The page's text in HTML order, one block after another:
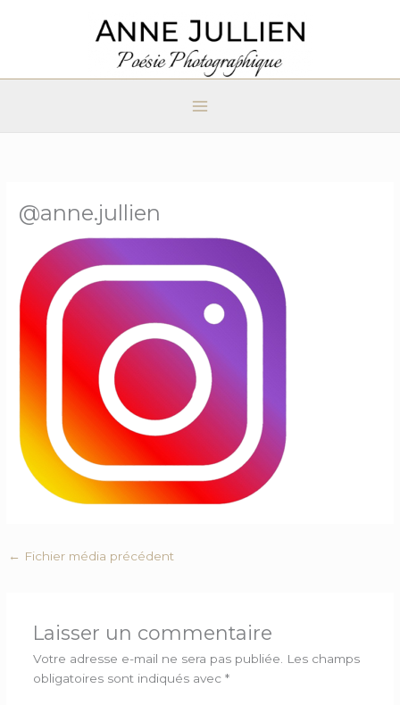
@anne.jullien
← Fichier média précédent
Laisser un commentaire
Votre adresse e-mail ne sera pas publiée.
Les champs
obligatoires sont indiqués avec *